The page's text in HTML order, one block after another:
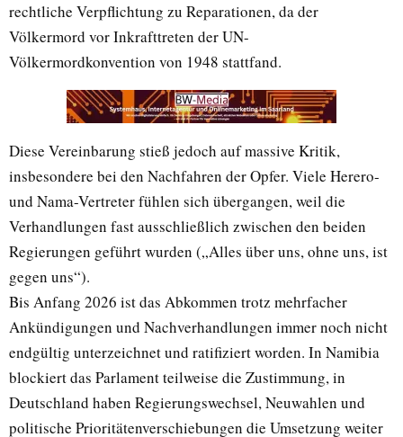
rechtliche Verpflichtung zu Reparationen, da der
Völkermord vor Inkrafttreten der UN-
Völkermordkonvention von 1948 stattfand.
Diese Vereinbarung stieß jedoch auf massive Kritik,
insbesondere bei den Nachfahren der Opfer. Viele Herero-
und Nama-Vertreter fühlen sich übergangen, weil die
Verhandlungen fast ausschließlich zwischen den beiden
Regierungen geführt wurden („Alles über uns, ohne uns, ist
gegen uns“).
Bis Anfang 2026 ist das Abkommen trotz mehrfacher
Ankündigungen und Nachverhandlungen immer noch nicht
endgültig unterzeichnet und ratifiziert worden. In Namibia
blockiert das Parlament teilweise die Zustimmung, in
Deutschland haben Regierungswechsel, Neuwahlen und
politische Prioritätenverschiebungen die Umsetzung weiter